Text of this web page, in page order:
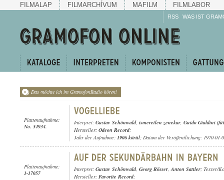
FILMALAP FILMARCHÍVUM MAFILM FILMLABOR
RSS WAS IST
Das möchte ich im GramofonRadio hören!
Plattenaufnahme:
No. 34934.
Interpret: Gustav Schönwald, ismeretlen zenekar, Guido Gialdini
Hersteller: Odeon Record;
Jahr der Aufnahme: 1906 körül; Datum der Veröffentlichung: 1970-01-
Plattenaufnahme:
1-17057
Interpret: Gustav Schönwald, Georg Rösser,Anton Sattler; Texter/
Hersteller: Favorite Record;